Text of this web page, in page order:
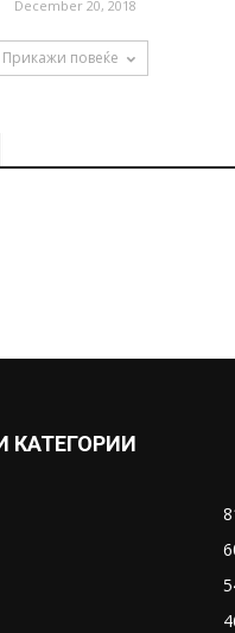
December 20, 2018
Прикажи повеќе
КАТЕГОРИИ